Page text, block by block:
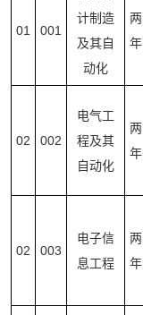
01 001
计制造
及其自
动化
两
年
02 002
电气工
程及其
自动化
两
年
02 003
电子信
息工程
两
年